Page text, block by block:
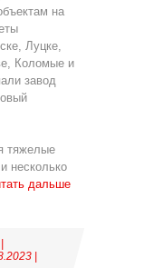
на
Луцке,
Коломые и
завод
тяжелые
несколько
дальше
|
|